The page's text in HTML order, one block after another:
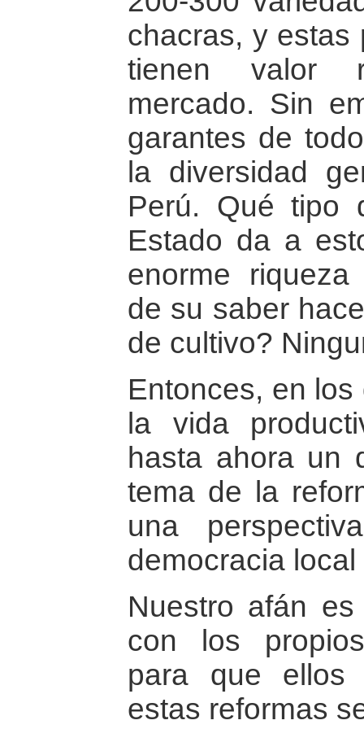
chacras, y estas
tienen valor
mercado. Sin
garantes de
la diversidad
Perú. Qué tipo
Estado da a
enorme
de su saber
de cultivo?
Entonces, en
la vida
hasta ahora un
tema de la
una
democracia
Nuestro afán
con los
para que
estas reformas